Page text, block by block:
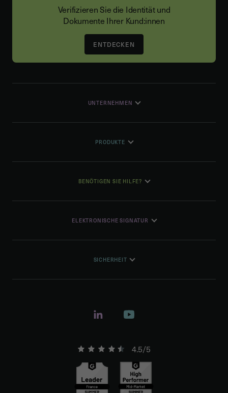
Verifizieren Sie die Identität und
Dokumente Ihrer Kund:innen
ENTDECKEN
UNTERNEHMEN
PRODUKTE
BENÖTIGEN SIE HILFE?
ELEKTRONISCHE SIGNATUR
SICHERHEIT
4.5/5